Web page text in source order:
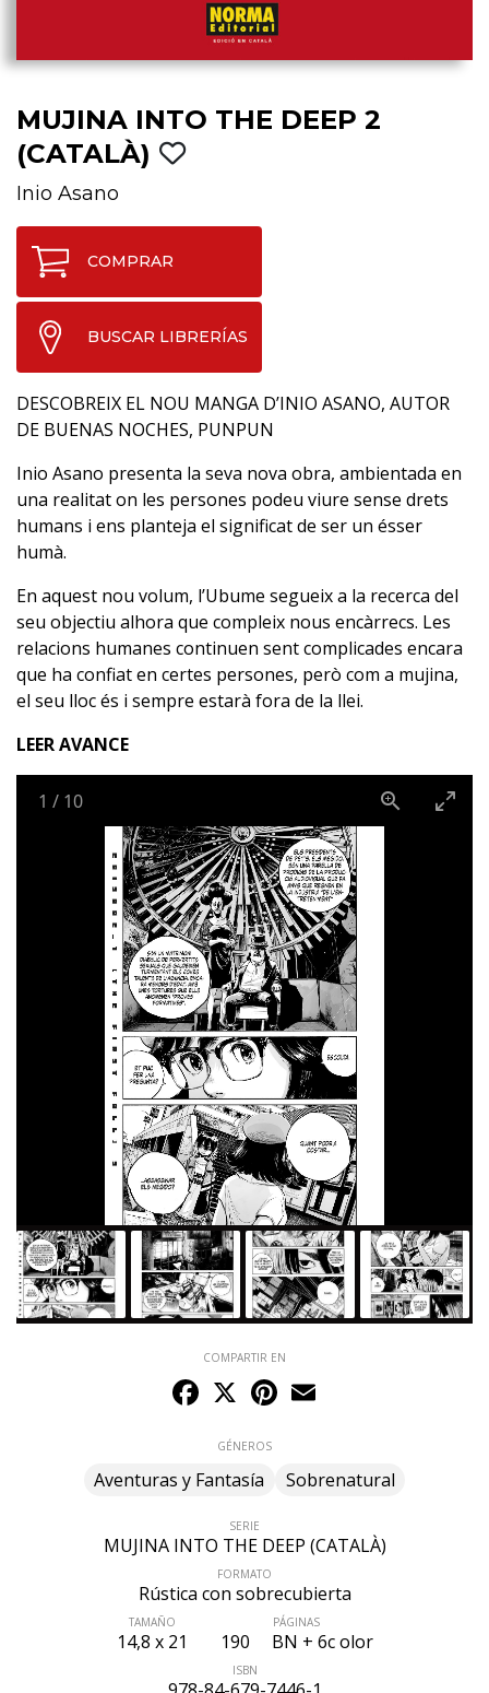
MUJINA INTO THE DEEP 2
(CATALÀ)
Inio Asano
COMPRAR
BUSCAR LIBRERÍAS
DESCOBREIX EL NOU MANGA D’INIO ASANO, AUTOR
DE BUENAS NOCHES, PUNPUN
Inio Asano presenta la seva nova obra, ambientada en
una realitat on les persones podeu viure sense drets
humans i ens planteja el significat de ser un ésser
humà.
En aquest nou volum, l’Ubume segueix a la recerca del
seu objectiu alhora que compleix nous encàrrecs. Les
relacions humanes continuen sent complicades encara
que ha confiat en certes persones, però com a mujina,
el seu lloc és i sempre estarà fora de la llei.
LEER AVANCE
1 / 10
COMPARTIR EN
Facebook
X Pinterest
GÉNEROS
Aventuras y Fantasía Sobrenatural
SERIE
MUJINA INTO THE DEEP (CATALÀ)
FORMATO
Rústica con sobrecubierta
TAMAÑO
14,8 x 21
PÁGINAS
190 BN + 6c olor
ISBN